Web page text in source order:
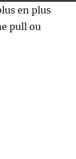
en plus
pull ou